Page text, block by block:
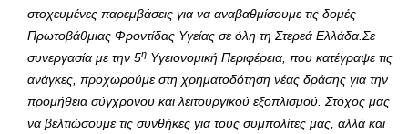
στοχευμένες παρεμβάσεις για να αναβαθμίσουμε τις δομές
Πρωτοβάθμιας Φροντίδας Υγείας σε όλη τη Στερεά Ελλάδα.Σε
συνεργασία με την 5η Υγειονομική Περιφέρεια, που κατέγραψε τις
ανάγκες, προχωρούμε στη χρηματοδότηση νέας δράσης για την
προμήθεια σύγχρονου και λειτουργικού εξοπλισμού. Στόχος μας
να βελτιώσουμε τις συνθήκες για τους συμπολίτες μας, αλλά και